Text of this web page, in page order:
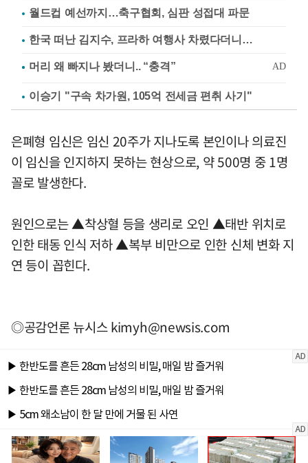
월드컵 예선까지…축구협회, 심판 성접대 파문
한국 떠난 김지수, 프라하 여행사 차렸다더니…
이승기 "구속 차가원, 105억 전세금 편취 사기"
은폐형 임신은 임신 20주가 지나도록 본인이나 의료진
이 임신을 인지하지 못하는 현상으로, 약 500명 중 1명
꼴로 발생한다.
원인으로는 ▲착상혈 등을 생리로 오인 ▲태반 위치로
인한 태동 인식 저하 ▲복부 비만으로 인한 신체 변화 지
연 등이 꼽힌다.
◎공감언론 뉴시스kimyh@newsis.com